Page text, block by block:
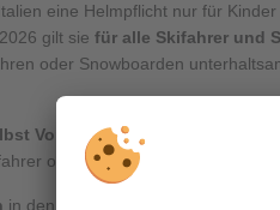
eine Helmpflicht nur für
gilt sie für alle Skifahrer und
oder Snowboarden
Vorsicht walten
oder jenen, der sein eigenes
in den Skigebieten muss ein Helm